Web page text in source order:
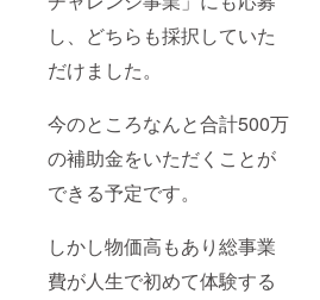
し、どちらも採択していた
だけました。
今のところなんと合計500万
の補助金をいただくことが
できる予定です。
しかし物価高もあり総事業
費が人生で初めて体験する